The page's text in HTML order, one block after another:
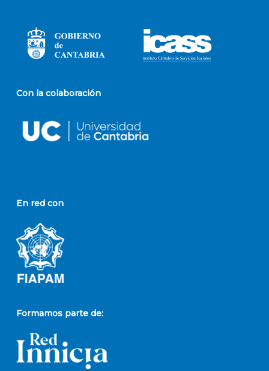
Con la colaboración
En red con
Formamos parte de: